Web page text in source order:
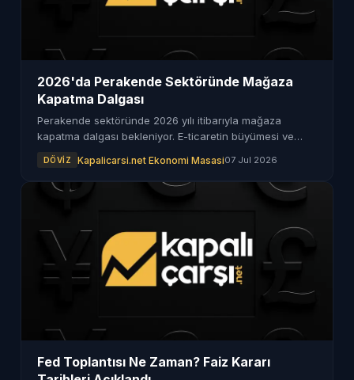
2026'da Perakende Sektöründe Mağaza
Kapatma Dalgası
Perakende sektöründe 2026 yılı itibarıyla mağaza
kapatma dalgası bekleniyor. E-ticaretin büyümesi ve
DÖVIZ Kapalicarsi.net Ekonomi Masasi07 Jul 2026
Fed Toplantısı Ne Zaman? Faiz Kararı